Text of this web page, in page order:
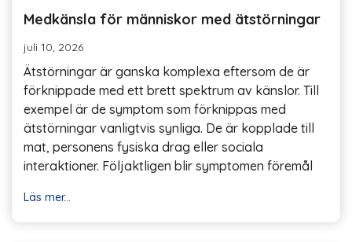
Medkänsla för människor med ätstörningar
juli 10, 2026
Ätstörningar är ganska komplexa eftersom de är
förknippade med ett brett spektrum av känslor. Till
exempel är de symptom som förknippas med
ätstörningar vanligtvis synliga. De är kopplade till
mat, personens fysiska drag eller sociala
interaktioner. Följaktligen blir symptomen föremål
Läs mer...